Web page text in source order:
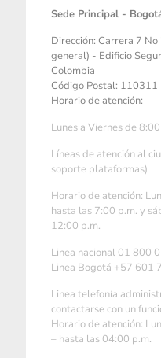
Sede Principal -
Dirección: Carrera 7
general) - Edificio
Colombia
Código Postal: 110311
Horario de atención:
Lunes a Viernes de
Líneas de atención al
soporte plataformas)
Horario de atención:
hasta las 7:00 p.m. y
12:00 p.m.
Linea nacional 01 800
Linea Bogotá +57 601
Linea telefonía
contactarse con un
Horario de atención:
– hasta las 04:00 p.m.